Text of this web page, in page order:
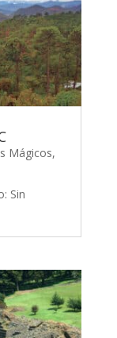
Mágicos,
Sin